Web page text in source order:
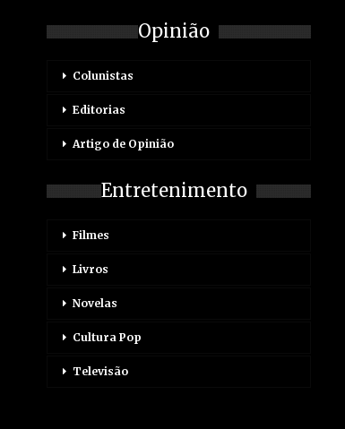
Opinião
Colunistas
Editorias
Artigo de Opinião
Entretenimento
Filmes
Livros
Novelas
Cultura Pop
Televisão